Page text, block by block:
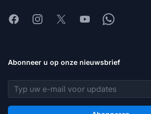
FacebookInstagram
X YoutubeWhatsapp
Abonneer u op onze nieuwsbrief
E-mailadres